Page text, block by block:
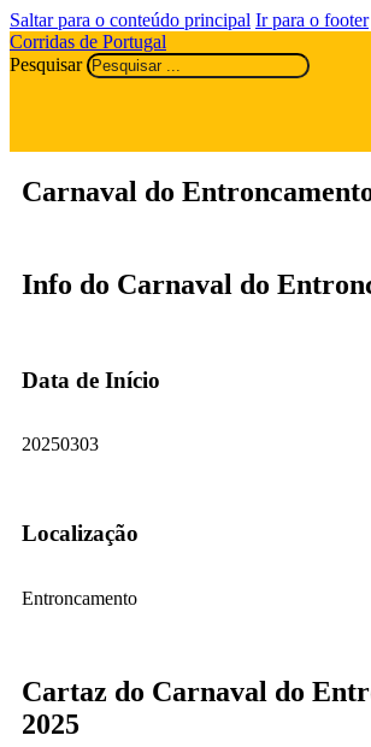
Saltar para o conteúdo principal Ir para o footer
Corridas de Portugal
Pesquisar
Carnaval do
Info do Carnaval do
Data de Início
20250303
Localização
Entroncamento
Cartaz do Carnaval do
2025